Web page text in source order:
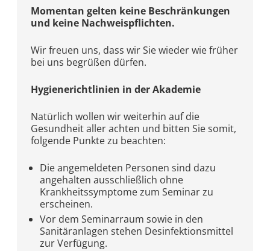
Momentan gelten keine Beschränkungen
und keine Nachweispflichten.
Wir freuen uns, dass wir Sie wieder wie früher
bei uns begrüßen dürfen.
Hygienerichtlinien in der Akademie
Natürlich wollen wir weiterhin auf die
Gesundheit aller achten und bitten Sie somit,
folgende Punkte zu beachten:
Die angemeldeten Personen sind dazu
angehalten ausschließlich ohne
Krankheitssymptome zum Seminar zu
erscheinen.
Vor dem Seminarraum sowie in den
Sanitäranlagen stehen Desinfektionsmittel
zur Verfügung.